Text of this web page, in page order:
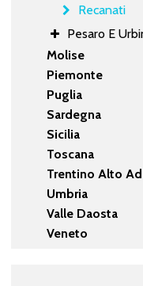
Recanati
Pesaro E
Molise
Piemonte
Puglia
Sardegna
Sicilia
Toscana
Trentino Alto
Umbria
Valle Daosta
Veneto